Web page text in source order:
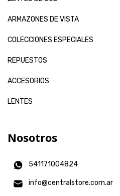
ARMAZONES DE VISTA
COLECCIONES ESPECIALES
REPUESTOS
ACCESORIOS
LENTES
Nosotros
541171004824
info@centralstore.com.ar